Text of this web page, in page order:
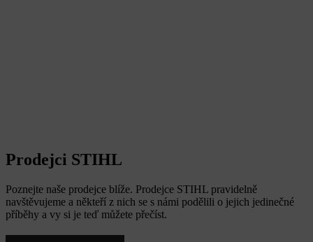
Prodejci STIHL
Poznejte naše prodejce blíže. Prodejce STIHL pravidelně
navštěvujeme a někteří z nich se s námi podělili o jejich jedinečné
příběhy a vy si je teď můžete přečíst.